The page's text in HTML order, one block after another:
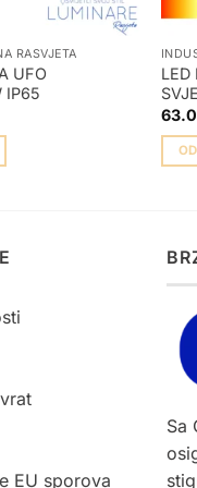
RASVJETA
UFO
IP65
LED
više
mogu
EU sporova
Sa